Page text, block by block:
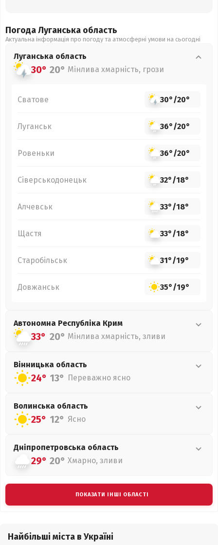
Погода Луганська область
Актуальна інформація про погоду та атмосферні умови на сьогодні
Луганська область
30° 20° Мінлива хмарність, грози
Сватове 30°/20°
Луганськ 36°/20°
Ровеньки 36°/20°
Сіверськодонецьк 32°/18°
Алчевськ 33°/18°
Щастя 33°/18°
Старобільськ 31°/19°
Довжанськ 35°/19°
Автономна Республіка Крим
33° 20° Мінлива хмарність, зливи
Вінницька область
24° 13° Переважно ясно
Волинська область
25° 12° Ясно
Дніпропетровська область
29° 20° Хмарно, зливи
ПОКАЗАТИ ІНШІ ОБЛАСТІ
Найбільші міста в Україні